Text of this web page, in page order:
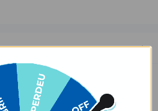
Urban
, disponível em Preto, Branco,
uma capacidade de 500ml em um
busca praticidade no dia a dia.